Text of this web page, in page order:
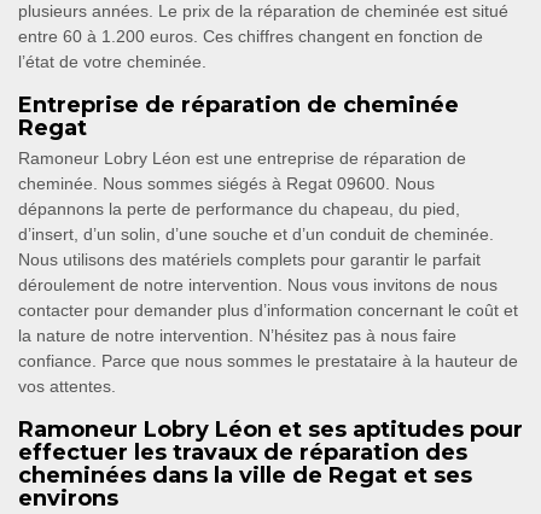
plusieurs années. Le prix de la réparation de cheminée est situé
entre 60 à 1.200 euros. Ces chiffres changent en fonction de
l’état de votre cheminée.
Entreprise de réparation de cheminée
Regat
Ramoneur Lobry Léon est une entreprise de réparation de
cheminée. Nous sommes siégés à Regat 09600. Nous
dépannons la perte de performance du chapeau, du pied,
d’insert, d’un solin, d’une souche et d’un conduit de cheminée.
Nous utilisons des matériels complets pour garantir le parfait
déroulement de notre intervention. Nous vous invitons de nous
contacter pour demander plus d’information concernant le coût et
la nature de notre intervention. N’hésitez pas à nous faire
confiance. Parce que nous sommes le prestataire à la hauteur de
vos attentes.
Ramoneur Lobry Léon et ses aptitudes pour
effectuer les travaux de réparation des
cheminées dans la ville de Regat et ses
environs